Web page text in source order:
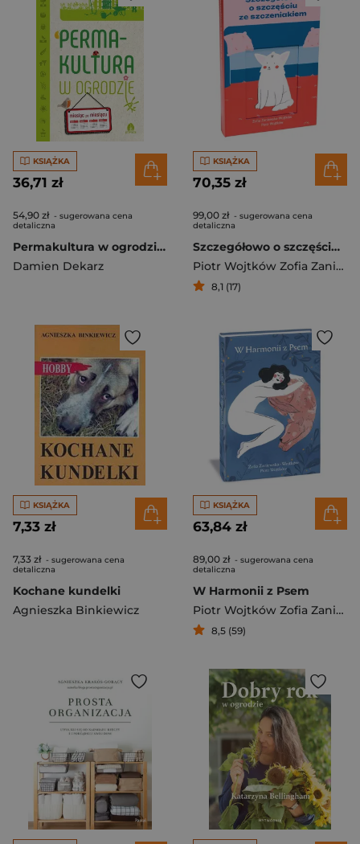
KSIĄŻKA
36,71 zł
54,90 zł - sugerowana cena
detaliczna
Permakultura w ogrodzie Miesiąc po miesiącu
Damien Dekarz
KSIĄŻKA
70,35 zł
99,00 zł - sugerowana cena
detaliczna
Szczegółowo o szczęściu ze szczeniakiem
Piotr Wojtków Zofia Zaniewska-Wojtków
8,1 (17)
KSIĄŻKA
7,33 zł
7,33 zł - sugerowana cena
detaliczna
Kochane kundelki
Agnieszka Binkiewicz
KSIĄŻKA
63,84 zł
89,00 zł - sugerowana cena
detaliczna
W Harmonii z Psem
Piotr Wojtków Zofia Zaniewska-Wojtków
8,5 (59)